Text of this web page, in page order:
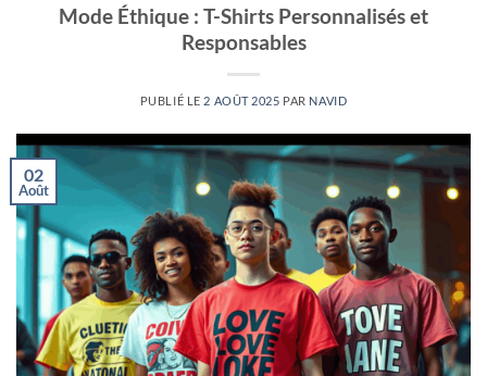
Mode Éthique : T-Shirts Personnalisés et
Responsables
PUBLIÉ LE 2 AOÛT 2025 PAR NAVID
02
Août